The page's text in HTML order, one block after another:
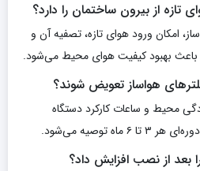
تازه از بیرون ساختمان را دارد؟
امکان ورود هوای تازه، تصفیه آن و
بهبود کیفیت هوای محیط می‌شود.
هواساز تعویض شوند؟
محیط و ساعات کارکرد دستگاه
توصیه می‌شود.
بعد از نصب افزایش داد؟